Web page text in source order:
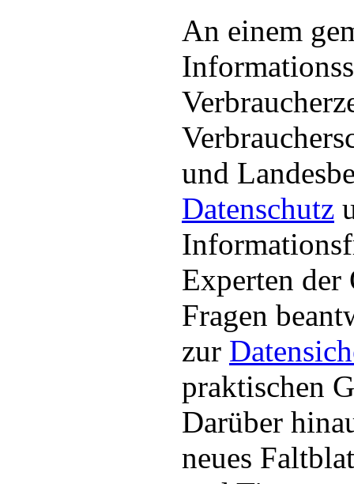
An einem
und
Datenschutz
Experten der
Fragen
zur
praktischen
Darüber
neues